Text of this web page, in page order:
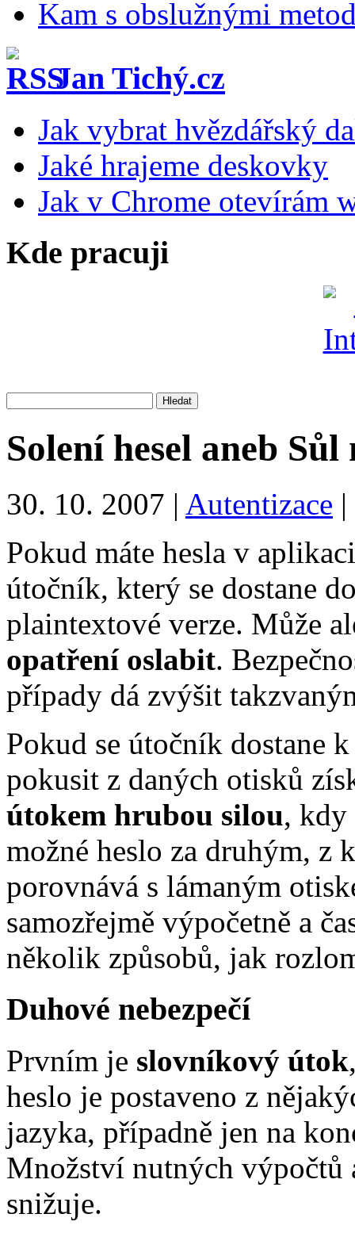
Kam s obslužnými
Jan Tichý.cz
Jak vybrat hvězdářský
Jaké hrajeme deskovky
Jak v Chrome otevírám
Kde pracuji
Solení hesel aneb
30. 10. 2007 | Autentizace |
Pokud máte hesla v
útočník, který se dostane
plaintextové verze. Může
opatření oslabit.
případy dá zvýšit
Pokud se útočník dostane
pokusit z daných otisků
útokem hrubou silou, kdy
možné heslo za druhým, z
porovnává s lámaným
samozřejmě výpočetně a
několik způsobů, jak
Duhové nebezpečí
Prvním je slovníkový útok
heslo je postaveno z
jazyka, případně jen na
Množství nutných výpočtů
snižuje.